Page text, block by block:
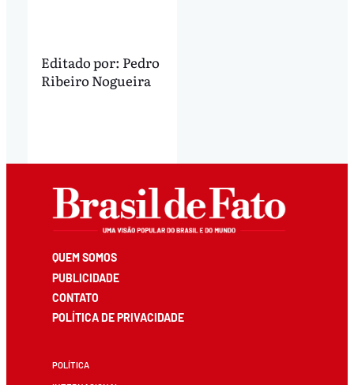
Editado por: Pedro
Ribeiro Nogueira
QUEM SOMOS
PUBLICIDADE
CONTATO
POLÍTICA DE PRIVACIDADE
POLÍTICA